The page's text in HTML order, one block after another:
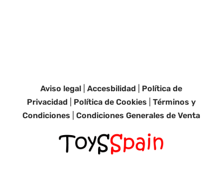
Aviso legal |Accesbilidad
Política de
Privacidad
Política de Cookies |Términos y
Condiciones |Condiciones Generales de Venta